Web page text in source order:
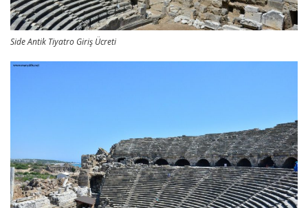
Side Antik Tiyatro Giriş Ücreti